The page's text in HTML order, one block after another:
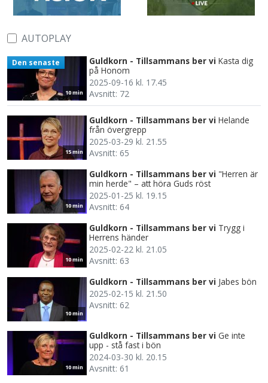
AUTOPLAY
10 min
Den senaste Guldkorn - Tillsammans ber vi Kasta dig
på Honom
2025-09-16 kl. 17.45
Avsnitt: 72
15 min
Guldkorn - Tillsammans ber vi Helande
från övergrepp
2025-03-29 kl. 21.55
Avsnitt: 65
10 min
Guldkorn - Tillsammans ber vi "Herren är
min herde" – att höra Guds röst
2025-01-25 kl. 19.15
Avsnitt: 64
10 min
Guldkorn - Tillsammans ber vi Trygg i
Herrens händer
2025-02-22 kl. 21.05
Avsnitt: 63
10 min
Guldkorn - Tillsammans ber vi Jabes bön
2025-02-15 kl. 21.50
Avsnitt: 62
10 min
Guldkorn - Tillsammans ber vi Ge inte
upp - stå fast i bön
2024-03-30 kl. 20.15
Avsnitt: 61